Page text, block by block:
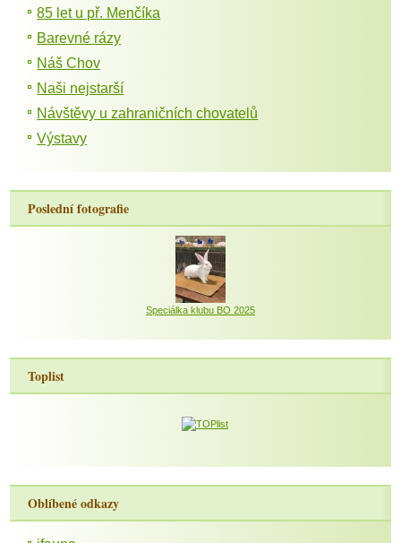
85 let u př. Menčíka
Barevné rázy
Náš Chov
Naši nejstarší
Návštěvy u zahraničních chovatelů
Výstavy
Poslední fotografie
Speciálka klubu BO 2025
Toplist
Oblíbené odkazy